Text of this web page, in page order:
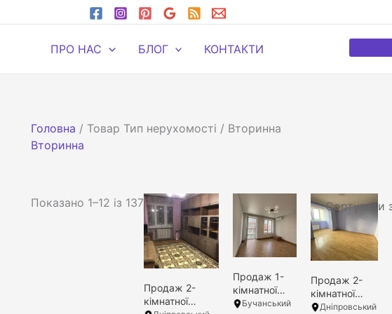
ПРО НАС БЛОГ КОНТАКТИ
Головна / Товар Тип нерухомості / Вторинна
Вторинна
4
12
Filter
Показано 1–12 із 137Сортовано
за
останнім
Продаж 2-
кімнатної
Продаж 1-
кімнатної
квартири
Бучанський
Продаж 2-
кімнатної
квартири,
Дніпровський